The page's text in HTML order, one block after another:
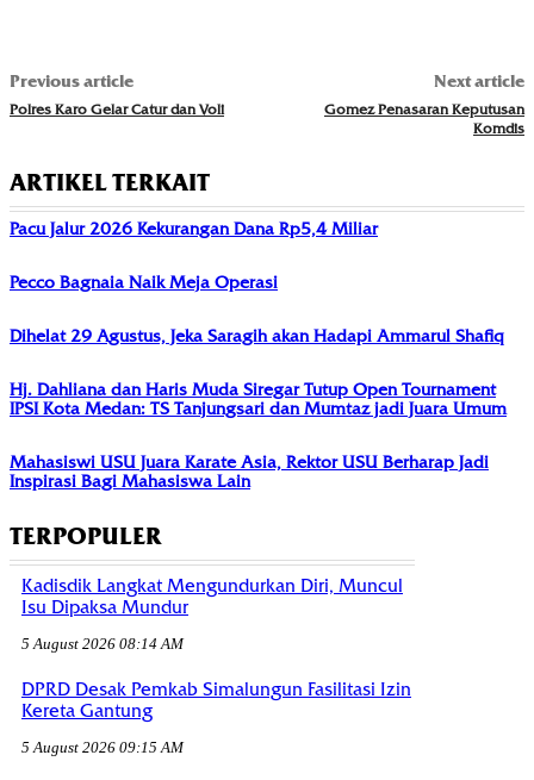
Previous article
Polres Karo Gelar Catur dan Voli
Next article
Gomez Penasaran Keputusan
Komdis
ARTIKEL TERKAIT
Pacu Jalur 2026 Kekurangan Dana Rp5,4 Miliar
Pecco Bagnaia Naik Meja Operasi
Dihelat 29 Agustus, Jeka Saragih akan Hadapi Ammarul Shafiq
Hj. Dahliana dan Haris Muda Siregar Tutup Open Tournament
IPSI Kota Medan: TS Tanjungsari dan Mumtaz jadi Juara Umum
Mahasiswi USU Juara Karate Asia, Rektor USU Berharap Jadi
Inspirasi Bagi Mahasiswa Lain
TERPOPULER
Kadisdik Langkat Mengundurkan Diri, Muncul
Isu Dipaksa Mundur
5 August 2026 08:14 AM
DPRD Desak Pemkab Simalungun Fasilitasi Izin
Kereta Gantung
5 August 2026 09:15 AM